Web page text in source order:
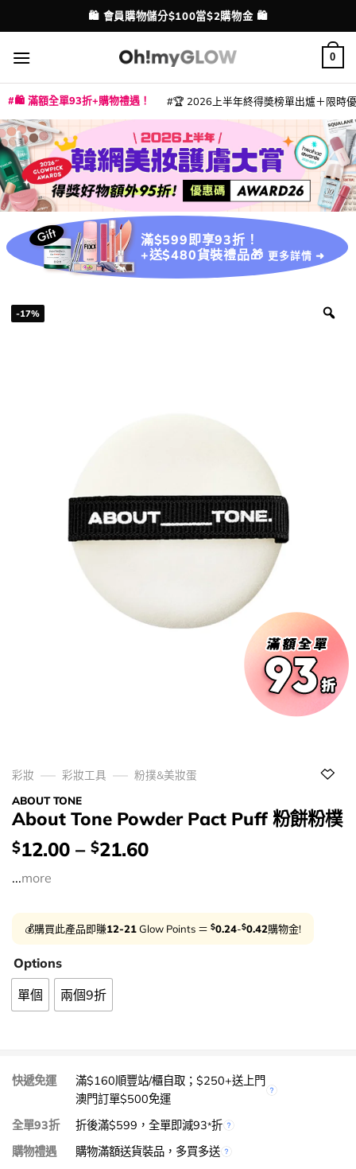
to
content
配送港澳
🛍️ 會員購物儲分$100當$2購物金 🛍️
0
🛍️ 滿額全單93折+購物禮遇！ 🏆 2026上半年終得奬榜單出爐＋限時
滿$599即享93折！
+送$480貨裝禮品🎁 更多詳情 ➜
-17%
彩妝 彩妝工具
粉撲&美妝蛋
ABOUT TONE
About Tone Powder Pact Puff 粉餅粉樸
價
$12.00 – $21.60
...more
💰購買此產品即賺12-21Glow Points ＝ $0.24-$0.42購物金!
Options
單個 兩個9折
快遞免運
滿$160順豐站/櫃自取；$250+送上門
澳門訂單$500免運
全單93折
折後滿$599，全單即減93*折
購物禮遇
購物滿額送貨裝品，多買多送